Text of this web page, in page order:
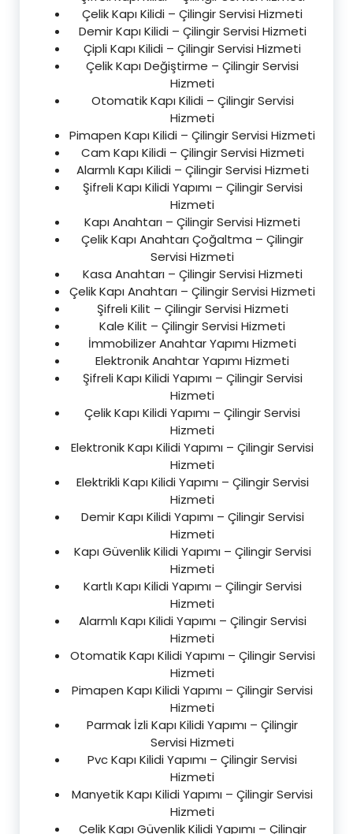
Çelik Kapı Kilidi – Çilingir Servisi Hizmeti
Demir Kapı Kilidi – Çilingir Servisi Hizmeti
Çipli Kapı Kilidi – Çilingir Servisi Hizmeti
Çelik Kapı Değiştirme – Çilingir Servisi
Hizmeti
Otomatik Kapı Kilidi – Çilingir Servisi
Hizmeti
Pimapen Kapı Kilidi – Çilingir Servisi Hizmeti
Cam Kapı Kilidi – Çilingir Servisi Hizmeti
Alarmlı Kapı Kilidi – Çilingir Servisi Hizmeti
Şifreli Kapı Kilidi Yapımı – Çilingir Servisi
Hizmeti
Kapı Anahtarı – Çilingir Servisi Hizmeti
Çelik Kapı Anahtarı Çoğaltma – Çilingir
Servisi Hizmeti
Kasa Anahtarı – Çilingir Servisi Hizmeti
Çelik Kapı Anahtarı – Çilingir Servisi Hizmeti
Şifreli Kilit – Çilingir Servisi Hizmeti
Kale Kilit – Çilingir Servisi Hizmeti
İmmobilizer Anahtar Yapımı Hizmeti
Elektronik Anahtar Yapımı Hizmeti
Şifreli Kapı Kilidi Yapımı – Çilingir Servisi
Hizmeti
Çelik Kapı Kilidi Yapımı – Çilingir Servisi
Hizmeti
Elektronik Kapı Kilidi Yapımı – Çilingir Servisi
Hizmeti
Elektrikli Kapı Kilidi Yapımı – Çilingir Servisi
Hizmeti
Demir Kapı Kilidi Yapımı – Çilingir Servisi
Hizmeti
Kapı Güvenlik Kilidi Yapımı – Çilingir Servisi
Hizmeti
Kartlı Kapı Kilidi Yapımı – Çilingir Servisi
Hizmeti
Alarmlı Kapı Kilidi Yapımı – Çilingir Servisi
Hizmeti
Otomatik Kapı Kilidi Yapımı – Çilingir Servisi
Hizmeti
Pimapen Kapı Kilidi Yapımı – Çilingir Servisi
Hizmeti
Parmak İzli Kapı Kilidi Yapımı – Çilingir
Servisi Hizmeti
Pvc Kapı Kilidi Yapımı – Çilingir Servisi
Hizmeti
Manyetik Kapı Kilidi Yapımı – Çilingir Servisi
Hizmeti
Çelik Kapı Güvenlik Kilidi Yapımı – Çilingir